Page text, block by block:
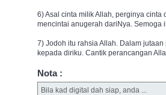
6) Asal cinta milik Allah, perginya
mencintai anugerah dariNya. Semoga
7) Jodoh itu rahsia Allah. Dalam
kepada diriku. Cantik perancangan
Nota :
Bila kad digital dah siap, anda ...